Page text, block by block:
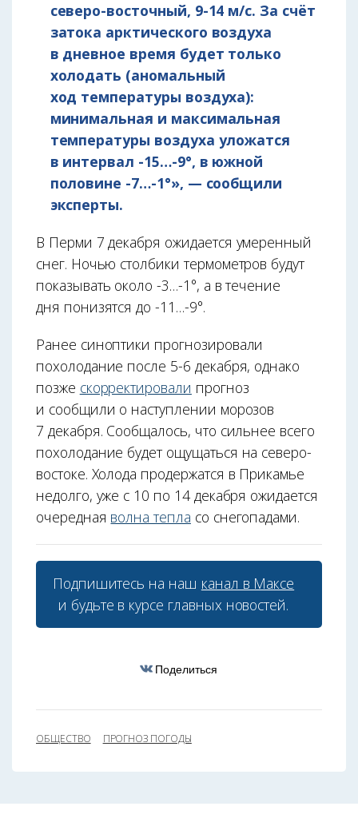
северо-восточный, 9-14 м/с. За счёт
затока арктического воздуха
в дневное время будет только
холодать (аномальный
ход температуры воздуха):
минимальная и максимальная
температуры воздуха уложатся
в интервал -15…-9°, в южной
половине -7…-1°», — сообщили
эксперты.
В Перми 7 декабря ожидается умеренный
снег. Ночью столбики термометров будут
показывать около -3…-1°, а в течение
дня понизятся до -11…-9°.
Ранее синоптики прогнозировали
похолодание после 5-6 декабря, однако
позже скорректировали прогноз
и сообщили о наступлении морозов
7 декабря. Сообщалось, что сильнее всего
похолодание будет ощущаться на северо-
востоке. Холода продержатся в Прикамье
недолго, уже с 10 по 14 декабря ожидается
очередная волна тепла со снегопадами.
Подпишитесь на наш канал в Максе
и будьте в курсе главных новостей.
Поделиться
ОБЩЕСТВО ПРОГНОЗ ПОГОДЫ